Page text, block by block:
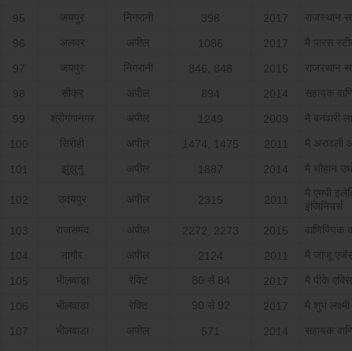
95 जयपुर निगरानी 398 2017 राजस्‍थान
96 अलवर अपील 1086 2017 मै पारस
97 जयपुर निगरानी 846, 848 2015 राजस्‍थान
98 सीकर अपील 894 2014 सहायक
99 श्रीगंगानगर अपील 1249 2009 मै बनवारी
100 सिरोही अपील 1474, 1475 2011 मै अरावली
101 झुंझुनु अपील 1887 2014 मै चौहान
102 उदयपुर अपील 2315 2011
मै एमपी
इंजिनियर्स
103
राजसमंद अपील 2272, 2273 2015 वाणिज्यिक
104 नागौर अपील 2124 2011 मै जाजू
105 भीलवाडा रेक्टि 80 से 84 2017 मै पीके
106 भीलवाडा रेक्टि 90 से 92 2017 मै शुभ
107 भीलवाडा अपील 571 2014 सहायक